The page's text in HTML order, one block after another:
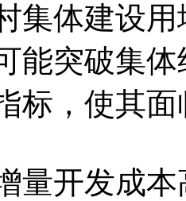
集体建设
能突破集
标，使其
量开发成